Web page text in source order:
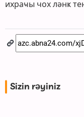
ихраҹы чох ләнҝ
Sizin rəyiniz